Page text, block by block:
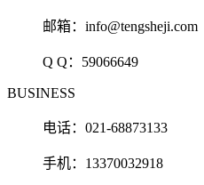
邮箱： info@tengsheji.com
Q Q： 59066649
BUSINESS
电话：021-68873133
手机：13370032918